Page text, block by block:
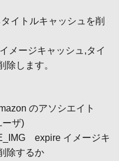
イトルキャッシュを削
メージキャッシュ,タイ
除します。
のアソシエイト
ーザ)
expire イメージキ
除するか